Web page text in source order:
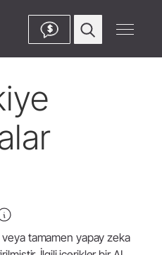
$
tamamen yapay zeka